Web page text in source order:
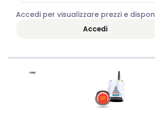
Accedi per visualizzare prezzi e
Accedi